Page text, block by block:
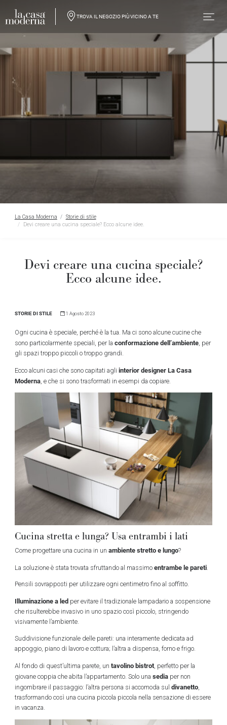
TROVA IL NEGOZIO PIÙ VICINO A TE
La Casa Moderna
Storie di stile
Devi creare una cucina speciale? Ecco alcune idee.
Devi creare una cucina speciale?
Ecco alcune idee.
STORIE DI STILE 1 Agosto 2023
Ogni cucina è speciale, perché è la tua. Ma ci sono alcune cucine che
sono particolarmente speciali, per la conformazione dell’ambiente, per
gli spazi troppo piccoli o troppo grandi.
Ecco alcuni casi che sono capitati agli interior designer La Casa
Moderna, e che si sono trasformati in esempi da copiare.
Cucina stretta e lunga? Usa entrambi i lati
Come progettare una cucina in un ambiente stretto e lungo?
La soluzione è stata trovata sfruttando al massimo entrambe le pareti.
Pensili sovrapposti per utilizzare ogni centimetro fino al soffitto.
Illuminazione a led per evitare il tradizionale lampadario a sospensione
che risulterebbe invasivo in uno spazio così piccolo, stringendo
visivamente l’ambiente.
Suddivisione funzionale delle pareti: una interamente dedicata ad
appoggio, piano di lavoro e cottura; l’altra a dispensa, forno e frigo.
Al fondo di quest’ultima parete, un tavolino bistrot, perfetto per la
giovane coppia che abita l’appartamento. Solo una sediaper non
ingombrare il passaggio: l’altra persona si accomoda sul divanetto,
trasformando così una cucina piccola piccola nella sensazione di essere
in vacanza.